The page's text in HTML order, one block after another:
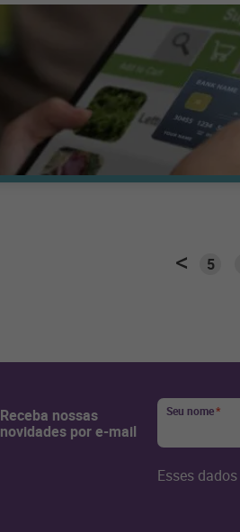
5
Receba nossas
novidades por e-mail
Seu nome*
Esses